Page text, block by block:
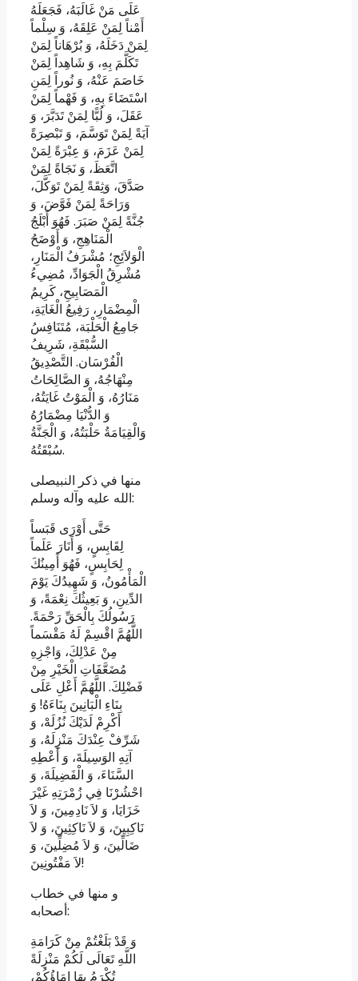
عَلَى مَنْ غَالَبَهُ، فَجَعَلَهُ
أَمْناً لِمَنْ عَلِقَهُ، وَ سِلْماً
لِمَنْ دَخَلَهُ، وَ بُرْهَاناً لِمَنْ
تَكَلَّمَ بِهِ، وَ شَاهِداً لِمَنْ
خَاصَمَ عَنْهُ، وَ نُوراً لِمَنِ
اسْتَضَاءَ بِهِ، وَ فَهْماً لِمَنْ
عَقَلَ، وَ لُبًّا لِمَنْ تَدَبَّرَ، وَ
آيَةً لِمَنْ تَوَسَّمَ، وَ تَبْصِرَةً
لِمَنْ عَزَمَ، وَ عِبْرَةً لِمَنْ
اتَّعَظَ، وَ نَجَاةً لِمَنْ
صَدَّقَ، وَثِقَةً لِمَنْ تَوَكَّلَ،
وَرَاحَةً لِمَنْ فَوَّضَ، وَ
جُنَّةً لِمَنْ صَبَرَ. فَهُوَ أَبْلَجُ
الْمَنَاهِجِ، وَ أَوْضَحُ
الْوَلاَئِجِ؛ مُشْرَفُ الْمَنَارِ،
مُشْرِقُ الْجَوَادِّ، مُضِي‏ءُ
الْمَصَابِيحِ، كَرِيمُ
الْمِضْمَارِ، رَفِيعُ الْغَايَةِ،
جَامِعُ الْحَلْبَة، مُتَنَافِسُ
السُّبْقَةِ، شَرِيفُ
الْفُرْسَان. التَّصْدِيقُ
مِنْهَاجُهُ، وَ الصَّالِحَاتُ
مَنَارُهُ، وَ الْمَوْتُ غَايَتُهُ،
وَ الدُّنْيَا مِضْمَارُهُ
وَالْقِيَامَةُ حَلْبَتُهُ، وَ الْجَنَّةُ
سُبْقَتُهُ.
منها في ذكر النبي‏صلى
الله عليه وآله وسلم:
حَتَّى أَوْرَى قَبَساً
لِقَابِسٍ، وَ أَنَارَ عَلَماً
لِحَابِسٍ، فَهُوَ أَمِينُكَ
الْمَأْمُونُ، وَ شَهِيدُكَ يَوْمَ
الدِّينِ، وَ بَعِيثُكَ نِعْمَةً، وَ
رَسُولُكَ بِالْحَقِّ رَحْمَةً.
اللَّهُمَّ اقْسِمْ لَهُ مَقْسَماً
مِنْ عَدْلِكَ، وَاجْزِهِ
مُضَعَّفَاتِ الْخَيْرِ مِنْ
فَضْلِكَ. اللَّهُمَّ أَعْلِ عَلَى
بِنَاءِ الْبَانِينَ بِنَاءَهُ! وَ
أَكْرِمْ لَدَيْكَ نُزُلَهْ، وَ
شَرِّفْ عِنْدَكَ مَنْزِلَهُ، وَ
آتِهِ الوَسِيلَةَ، وَ أَعْطِهِ
السَّنَاءَ، وَ الْفَضِيلَةَ، وَ
احْشُرْنَا فِي زُمْرَتِهِ غَيْرَ
خَزَايَا، وَ لاَ نَادِمِينَ، وَ لاَ
نَاكِبِينَ، وَ لاَ نَاكِثِينَ، وَ لاَ
ضَالِّينَ، وَ لاَ مُضِلِّينَ، وَ
لاَ مَفْتُونِينَ!
و منها في خطاب
أصحابه:
وَ قَدْ بَلَغْتُمْ مِنْ كَرَامَةِ
اللَّهِ تَعَالَى لَكُمْ مَنْزِلَةً
تُكْرَمُ بِهَا إِمَاؤُكُمْ،